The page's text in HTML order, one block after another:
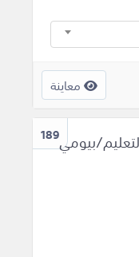
معاينة
189بيومي